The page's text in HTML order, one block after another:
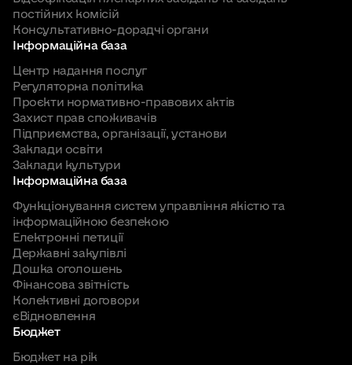
постійних комісій
Консультативно-дорадчі органи
Інформаційна база
Центр надання послуг
Регуляторна політика
Проєкти нормативно-правових актів
Захист прав споживачів
Підприємства, організації, установи
Заклади освіти
Заклади культури
Інформаційна база
Функціонування систем управління якістю та
інформаційною безпекою
Електронні петиції
Державні закупівлі
Дошка оголошень
Фінансова звітність
Колективні договори
єВідновлення
Бюджет
Бюджет на рік